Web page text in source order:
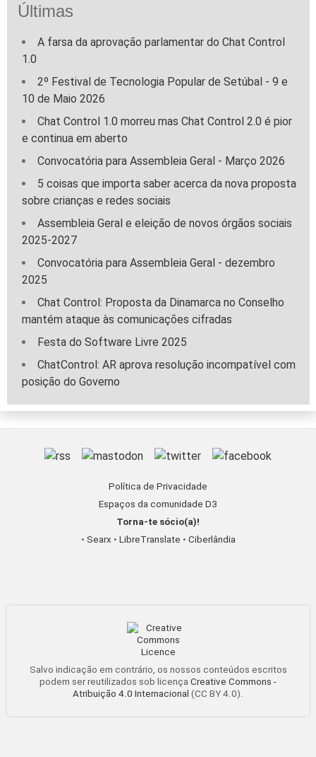
Últimas
A farsa da aprovação parlamentar do Chat Control
1.0
2º Festival de Tecnologia Popular de Setúbal - 9 e
10 de Maio 2026
Chat Control 1.0 morreu mas Chat Control 2.0 é pior
e continua em aberto
Convocatória para Assembleia Geral - Março 2026
5 coisas que importa saber acerca da nova proposta
sobre crianças e redes sociais
Assembleia Geral e eleição de novos órgãos sociais
2025-2027
Convocatória para Assembleia Geral - dezembro
2025
Chat Control: Proposta da Dinamarca no Conselho
mantém ataque às comunicações cifradas
Festa do Software Livre 2025
ChatControl: AR aprova resolução incompatível com
posição do Governo
Política de Privacidade
Espaços da comunidade D3
Torna-te sócio(a)!
• Searx • LibreTranslate • Ciberlândia
Salvo indicação em contrário, os nossos conteúdos escritos
podem ser reutilizados sob licença Creative Commons -
Atribuição 4.0 Internacional (CC BY 4.0).